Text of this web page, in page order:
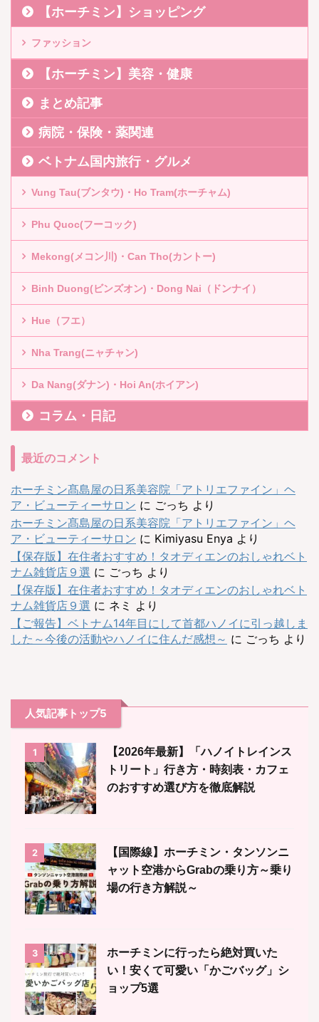
【ホーチミン】ショッピング
ファッション
【ホーチミン】美容・健康
まとめ記事
病院・保険・薬関連
ベトナム国内旅行・グルメ
Vung Tau(ブンタウ)・Ho Tram(ホーチャム)
Phu Quoc(フーコック)
Mekong(メコン川)・Can Tho(カントー)
Binh Duong(ビンズオン)・Dong Nai（ドンナイ）
Hue（フエ）
Nha Trang(ニャチャン)
Da Nang(ダナン)・Hoi An(ホイアン)
コラム・日記
最近のコメント
ホーチミン髙島屋の日系美容院「アトリエファイン」ヘ
ア・ビューティーサロン に ごっち より
ホーチミン髙島屋の日系美容院「アトリエファイン」ヘ
ア・ビューティーサロン に Kimiyasu Enya より
【保存版】在住者おすすめ！タオディエンのおしゃれベト
ナム雑貨店９選 に ごっち より
【保存版】在住者おすすめ！タオディエンのおしゃれベト
ナム雑貨店９選 に ネミ より
【ご報告】ベトナム14年目にして首都ハノイに引っ越しま
した～今後の活動やハノイに住んだ感想～ に ごっち より
人気記事トップ5
1
【2026年最新】「ハノイトレインス
トリート」行き方・時刻表・カフェ
のおすすめ選び方を徹底解説
2
【国際線】ホーチミン・タンソンニ
ャット空港からGrabの乗り方～乗り
場の行き方解説～
3
ホーチミンに行ったら絶対買いた
い！安くて可愛い「かごバッグ」シ
ョップ5選